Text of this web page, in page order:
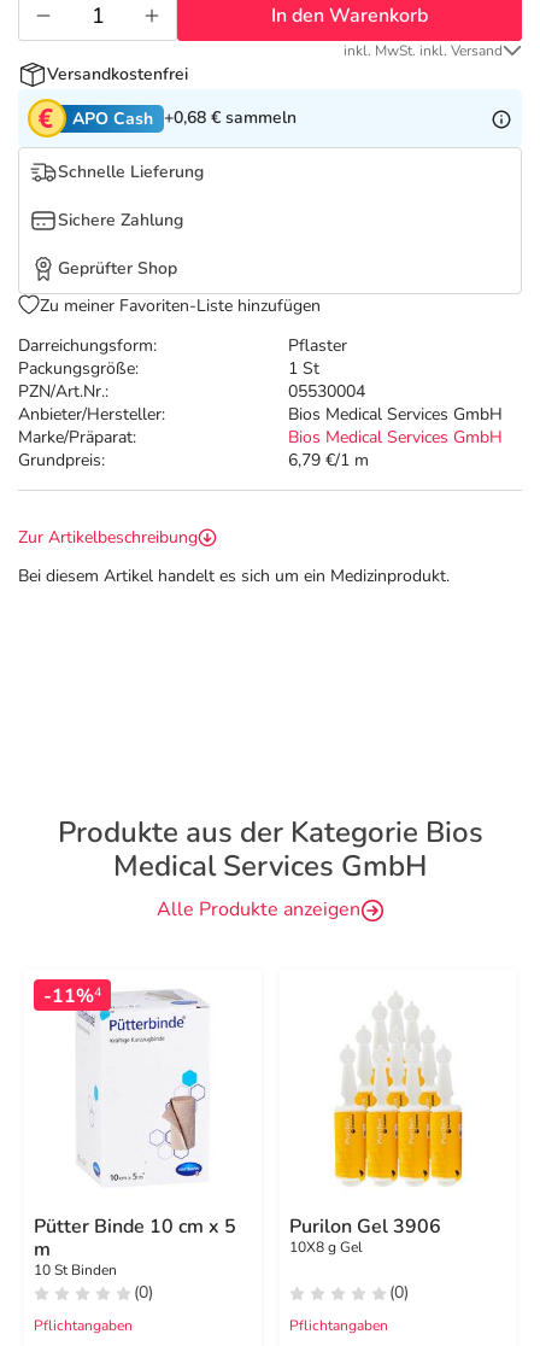
Tierapotheke
Vitamine & Mineralstoffe
Marken
Salus Deals
Darreichungsform:
Pflaster
Packungsgröße:
1 St
PZN/Art.Nr.:
05530004
Anbieter/Hersteller:
Bios Medical Services GmbH
Marke/Präparat:
Bios Medical Services GmbH
Grundpreis:
6,79 €/1 m
In den Warenkorb
inkl. MwSt. inkl. Versand
Versandkostenfrei
APO Cash +0,68 € sammeln
Schnelle Lieferung
Sichere Zahlung
Geprüfter Shop
Zu meiner Favoriten-Liste hinzufügen
Zur Artikelbeschreibung
Bei diesem Artikel handelt es sich um ein Medizinprodukt.
Produkte aus der Kategorie Bios
Medical Services GmbH
Alle Produkte anzeigen
-11%4
Pütter Binde 10 cm x 5
m
10 St Binden
(0)
Pflichtangaben
Purilon Gel 3906
10X8 g Gel
(0)
Pflichtangaben